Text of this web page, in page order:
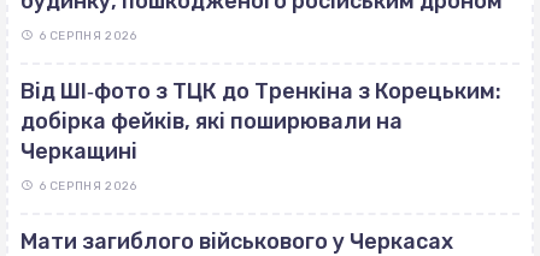
6 СЕРПНЯ 2026
Від ШІ‐фото з ТЦК до Тренкіна з Корецьким:
добірка фейків, які поширювали на
Черкащині
6 СЕРПНЯ 2026
Мати загиблого військового у Черкасах